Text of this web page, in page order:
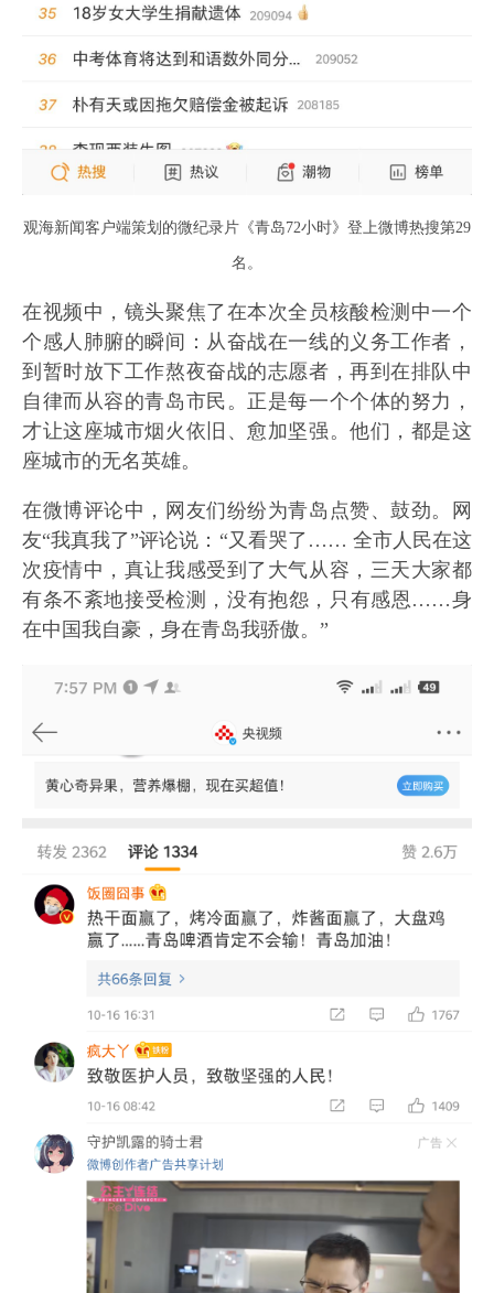
观海新闻客户端策划的微纪录片《青岛72小时》登上微博热搜第29
名。
在视频中，镜头聚焦了在本次全员核酸检测中一个
个感人肺腑的瞬间：从奋战在一线的义务工作者，
到暂时放下工作熬夜奋战的志愿者，再到在排队中
自律而从容的青岛市民。正是每一个个体的努力，
才让这座城市烟火依旧、愈加坚强。他们，都是这
座城市的无名英雄。
在微博评论中，网友们纷纷为青岛点赞、鼓劲。网
友“我真我了”评论说：“又看哭了…… 全市人民在这
次疫情中，真让我感受到了大气从容，三天大家都
有条不紊地接受检测，没有抱怨，只有感恩……身
在中国我自豪，身在青岛我骄傲。”